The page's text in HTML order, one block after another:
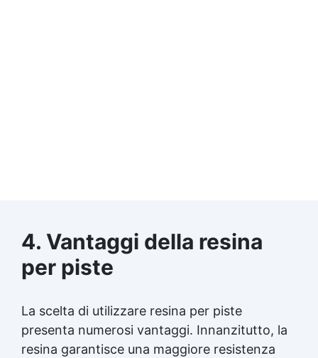
4. Vantaggi della resina
per piste
La scelta di utilizzare resina per piste
presenta numerosi vantaggi. Innanzitutto, la
resina garantisce una maggiore resistenza